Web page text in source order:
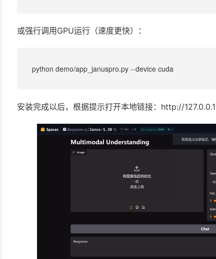
或强行调用GPU运行（速度更快）：
python demo/app_januspro.py --device cuda
安装完成以后，根据提示打开本地链接：http://